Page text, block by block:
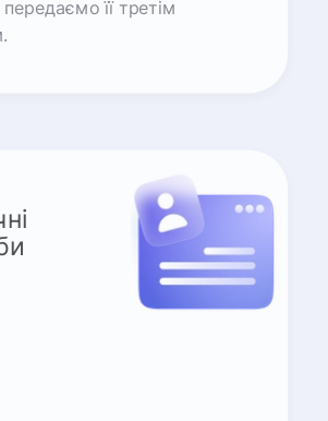
її третім